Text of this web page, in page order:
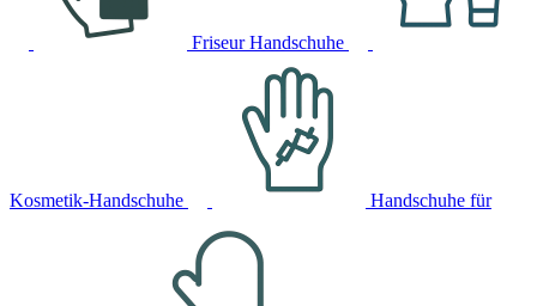
Friseur Handschuhe
Kosmetik-Handschuhe Handschuhe für